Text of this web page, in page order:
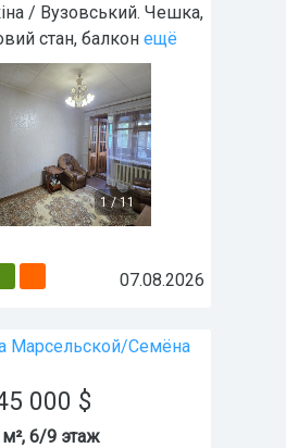
/ Вузовський. Чешка,
стан, балкон ещё
1/11
07.08.2026
Марсельской/Семёна
000 $
6/9 этаж